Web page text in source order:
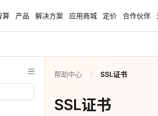
助您降本增
安全隔离版OpenClaw
起
算 产品 解决方案 应用商城 定价 合作伙伴
帮助中心 SSL证书
SSL证书